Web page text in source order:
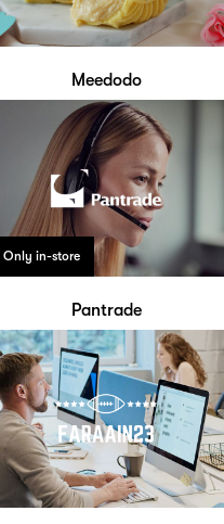
Meedodo
Only in-store
Pantrade